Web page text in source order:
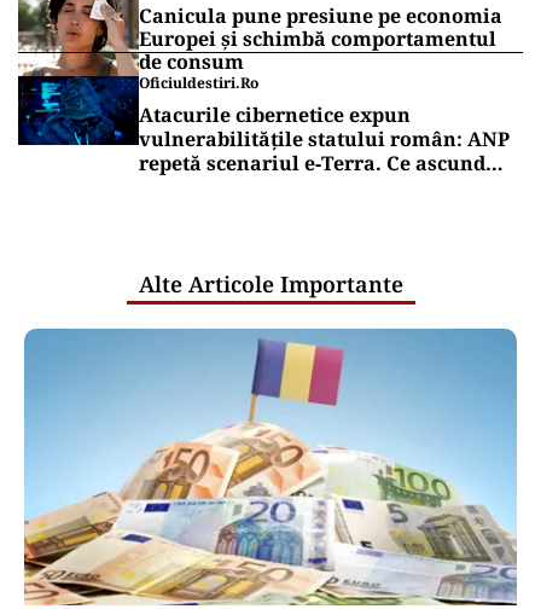
Canicula pune presiune pe economia
Europei și schimbă comportamentul
de consum
Oficiuldestiri.ro
Atacurile cibernetice expun
vulnerabilitățile statului român: ANP
repetă scenariul e‑Terra. Ce ascund
Alte Articole Importante